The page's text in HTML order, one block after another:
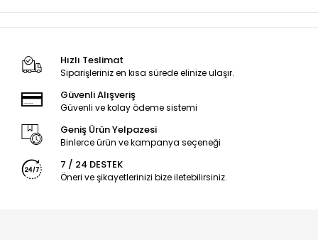
Hızlı Teslimat
Siparişleriniz en kısa sürede elinize ulaşır.
Güvenli Alışveriş
Güvenli ve kolay ödeme sistemi
Geniş Ürün Yelpazesi
Binlerce ürün ve kampanya seçeneği
7 / 24 DESTEK
Öneri ve şikayetlerinizi bize iletebilirsiniz.